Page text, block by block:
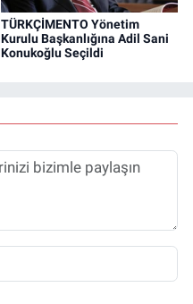
TÜRKÇİMENTO Yönetim
Kurulu Başkanlığına Adil Sani
Konukoğlu Seçildi